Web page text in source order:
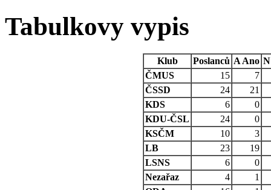
Tabulkovy vypis
Klub Poslanců A Ano N
ČMUS
15
7
ČSSD
24
21
KDS
6
0
KDU-ČSL
24
0
KSČM
10
3
LB
23
19
LSNS
6
0
Nezařaz
4
1